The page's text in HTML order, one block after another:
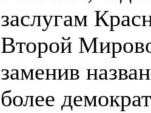
заслугам
Второй
заменив
более